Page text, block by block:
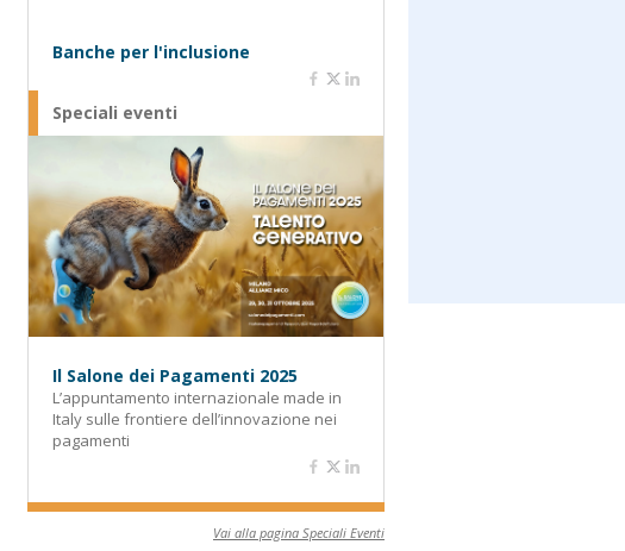
Banche per l'inclusione
Speciali eventi
Il Salone dei Pagamenti 2025
L’appuntamento internazionale made in
Italy sulle frontiere dell’innovazione nei
pagamenti
Vai alla pagina Speciali Eventi